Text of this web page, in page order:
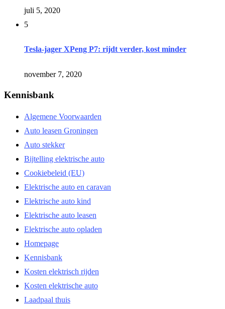
juli 5, 2020
5
Tesla-jager XPeng P7: rijdt verder, kost minder
november 7, 2020
Kennisbank
Algemene Voorwaarden
Auto leasen Groningen
Auto stekker
Bijtelling elektrische auto
Cookiebeleid (EU)
Elektrische auto en caravan
Elektrische auto kind
Elektrische auto leasen
Elektrische auto opladen
Homepage
Kennisbank
Kosten elektrisch rijden
Kosten elektrische auto
Laadpaal thuis